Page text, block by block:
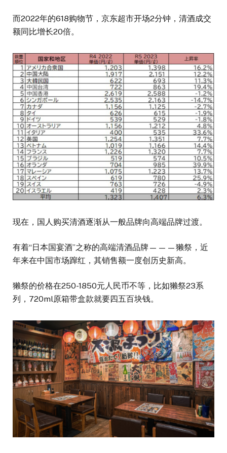
而2022年的618购物节，京东超市开场2分钟，清酒成交
额同比增长20倍。
现在，国人购买清酒逐渐从一般品牌向高端品牌过渡。
有着“日本国宴酒”之称的高端清酒品牌———獭祭，近
年来在中国市场蹿红，其销售额一度创历史新高。
獭祭的价格在250-1850元人民币不等，比如獭祭23系
列，720ml原箱带盒款就要四五百块钱。